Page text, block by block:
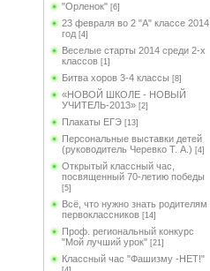
"Орленок" [6]
23 февраля во 2 "А" классе 2014
год [4]
Веселые старты 2014 среди 2-х
классов [1]
Битва хоров 3-4 классы [8]
«НОВОЙ ШКОЛЕ - НОВЫЙ
УЧИТЕЛЬ-2013» [2]
Плакаты ЕГЭ [13]
Персональные выставки детей
(руководитель Черевко Т. А.) [4]
Открытый классный час,
посвященный 70-летию победы
[5]
Всё, что нужно знать родителям
первоклассников [14]
Проф. региональный конкурс
"Мой лучший урок" [21]
Классный час "Фашизму -НЕТ!"